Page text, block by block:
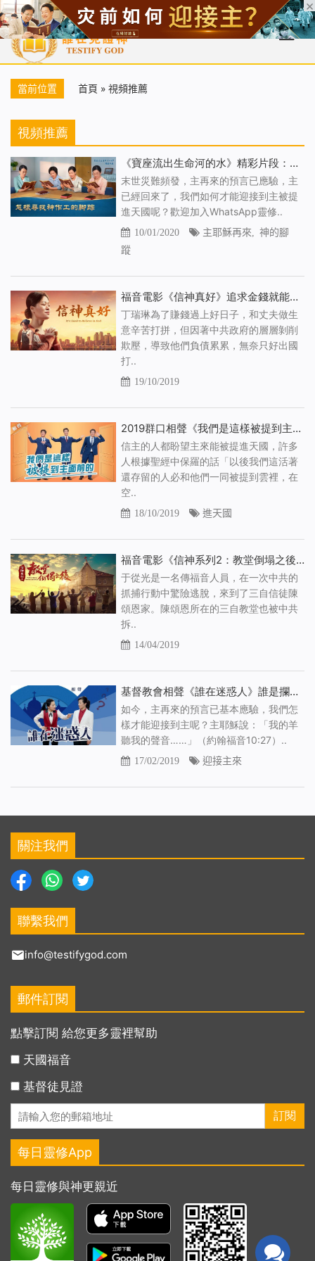
首頁 每日靈糧 天國福音 基督徒見證 信仰解答 聖經
當前位置 首頁 » 視頻推薦
視頻推薦
《寶座流出生命河的水》精彩片段：怎樣尋找神作工的腳蹤
末世災難頻發，主再來的預言已應驗，主
已經回來了，我們如何才能迎接到主被提
進天國呢？歡迎加入WhatsApp靈修..
10/01/2020 主耶穌再來
神的腳
蹤
福音電影《信神真好》追求金錢就能獲得幸福嗎
丁瑞琳為了賺錢過上好日子，和丈夫做生
意辛苦打拼，但因著中共政府的層層剝削
欺壓，導致他們負債累累，無奈只好出國
打..
19/10/2019
2019群口相聲《我們是這樣被提到主面前的》基督教會綜藝節目
信主的人都盼望主來能被提進天國，許多
人根據聖經中保羅的話「以後我們這活著
還存留的人必和他們一同被提到雲裡，在
空..
18/10/2019 進天國
福音電影《信神系列2：教堂倒塌之後》為中共禱告是否合神心意
于從光是一名傳福音人員，在一次中共的
抓捕行動中驚險逃脫，來到了三自信徒陳
頌恩家。陳頌恩所在的三自教堂也被中共
拆..
14/04/2019
基督教會相聲《誰在迷惑人》誰是攔阻基督徒接受真道的絆腳石
如今，主再來的預言已基本應驗，我們怎
樣才能迎接到主呢？主耶穌說：「我的羊
聽我的聲音……」（約翰福音10:27）..
17/02/2019 迎接主來
關注我們
聯繫我們
info@testifygod.com
郵件訂閱
點擊訂閱 給您更多靈裡幫助
天國福音
基督徒見證
每日靈修App
每日靈修與神更親近